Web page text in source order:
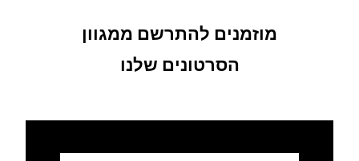
מוזמנים להתרשם ממגוון
הסרטונים שלנו